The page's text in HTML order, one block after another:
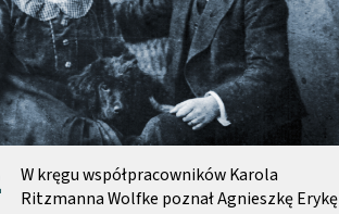
W kręgu współpracowników Karola
Ritzmanna Wolfke poznał Agnieszkę Erykę